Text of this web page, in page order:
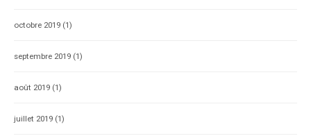
octobre 2019 (1)
septembre 2019 (1)
août 2019 (1)
juillet 2019 (1)